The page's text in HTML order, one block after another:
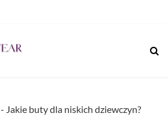
- Jakie buty dla niskich dziewczyn?